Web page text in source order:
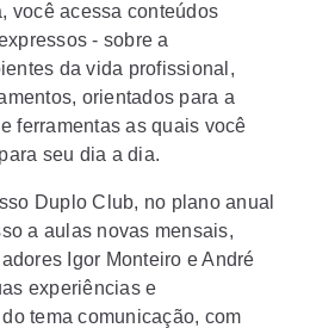
você acessa conteúdos
- sobre a
da vida profissional,
orientados para a
ferramentas as quais você
seu dia a dia.
Duplo Club, no plano anual
a aulas novas mensais,
Igor Monteiro e André
experiências e
tema comunicação, com